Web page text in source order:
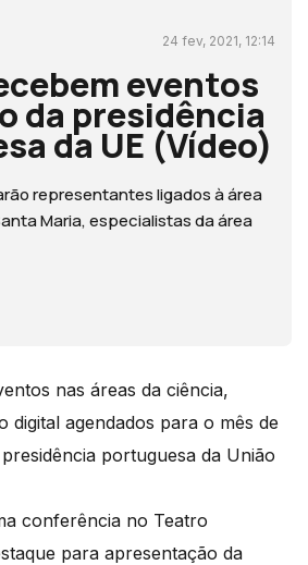
24 fev, 2021, 12:14
eventos
da presidência
da UE (Vídeo)
representantes ligados à área
Maria, especialistas da área
nas áreas da ciência,
digital agendados para o mês de
portuguesa da União
conferência no Teatro
para apresentação da